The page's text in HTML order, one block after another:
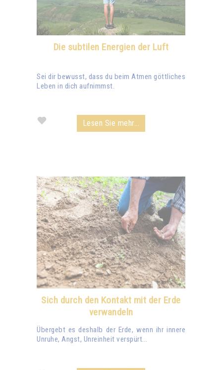
Die subtilen Energien der Luft
Sei dir bewusst, dass du beim Atmen göttliches
Leben in dich aufnimmst.
Lesen Sie mehr...
Sich durch den Kontakt mit der Erde
verwandeln
Übergebt es deshalb der Erde, wenn ihr innere
Unruhe, Angst, Unreinheit verspürt...